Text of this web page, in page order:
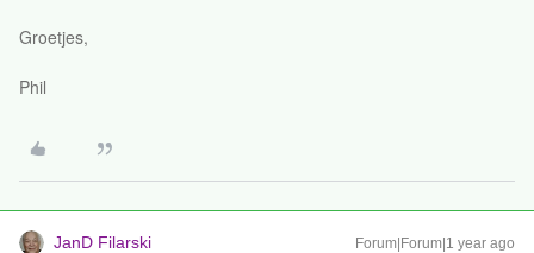
Groetjes,
Phil
JanD Filarski Forum|Forum|1 year ago